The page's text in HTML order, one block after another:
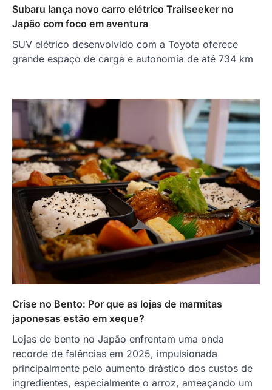
Subaru lança novo carro elétrico Trailseeker no
Japão com foco em aventura
SUV elétrico desenvolvido com a Toyota oferece
grande espaço de carga e autonomia de até 734 km
Crise no Bento: Por que as lojas de marmitas
japonesas estão em xeque?
Lojas de bento no Japão enfrentam uma onda
recorde de falências em 2025, impulsionada
principalmente pelo aumento drástico dos custos de
ingredientes, especialmente o arroz, ameaçando um